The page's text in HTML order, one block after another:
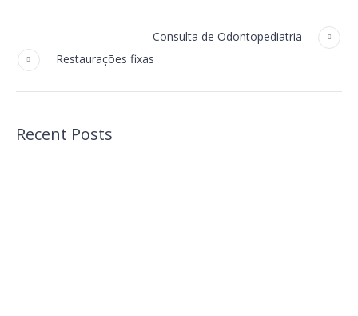
Consulta de Odontopediatria
Restaurações fixas
Recent Posts